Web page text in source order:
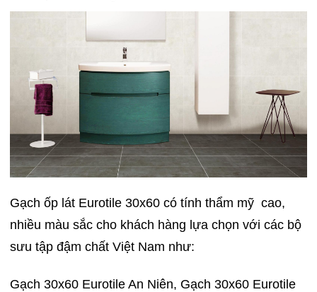
Gạch ốp lát Eurotile 30x60 có tính thẩm mỹ cao,
nhiều màu sắc cho khách hàng lựa chọn với các bộ
sưu tập đậm chất Việt Nam như:
Gạch 30x60 Eurotile An Niên, Gạch 30x60 Eurotile